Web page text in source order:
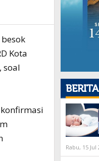
Kota
soal
Rabu, 15 Jul